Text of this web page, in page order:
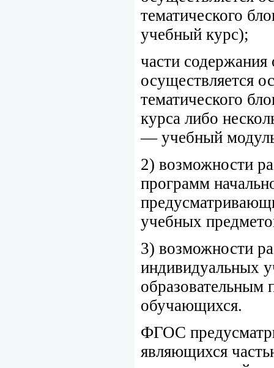
тематического
учебный курс);
части содержания
осуществляется
тематического
курса либо
— учебный
2) возможности
программ
учебных
3) возможности
индивидуальных
образовательным
обучающихся.
ФГОС
являющихся